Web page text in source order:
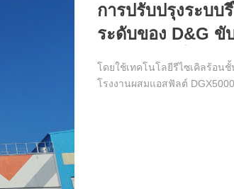
การปรับปรุงระบบ
ระดับของ D&G ขั
ทางด่วนปักกิ่ง-ฮ่อง
มิตรต่อสิ่งแวดล้อม
โดยใช้เทคโนโลยีรีไซเคิลร้อน
โรงงานผสมแอสฟัลต์